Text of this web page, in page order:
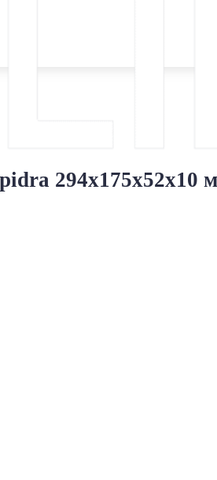
294x175x52x10